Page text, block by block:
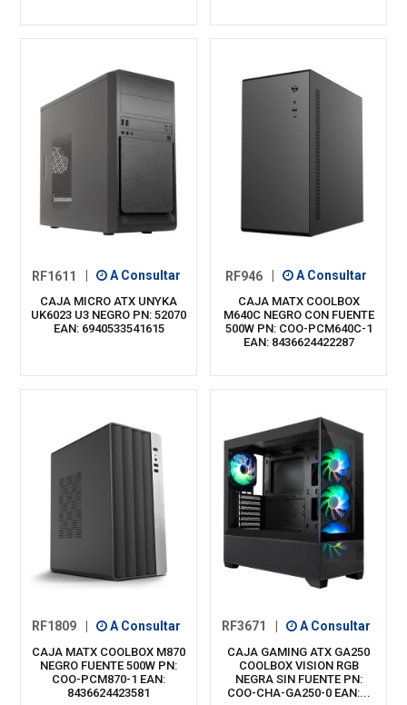
RF1611 A Consultar
CAJA MICRO ATX UNYKA
UK6023 U3 NEGRO PN: 52070
EAN: 6940533541615
RF946 A Consultar
CAJA MATX COOLBOX
M640C NEGRO CON FUENTE
500W PN: COO-PCM640C-1
EAN: 8436624422287
RF1809 A Consultar
CAJA MATX COOLBOX M870
NEGRO FUENTE 500W PN:
COO-PCM870-1 EAN:
8436624423581
RF3671 A Consultar
CAJA GAMING ATX GA250
COOLBOX VISION RGB
NEGRA SIN FUENTE PN:
COO-CHA-GA250-0 EAN:...